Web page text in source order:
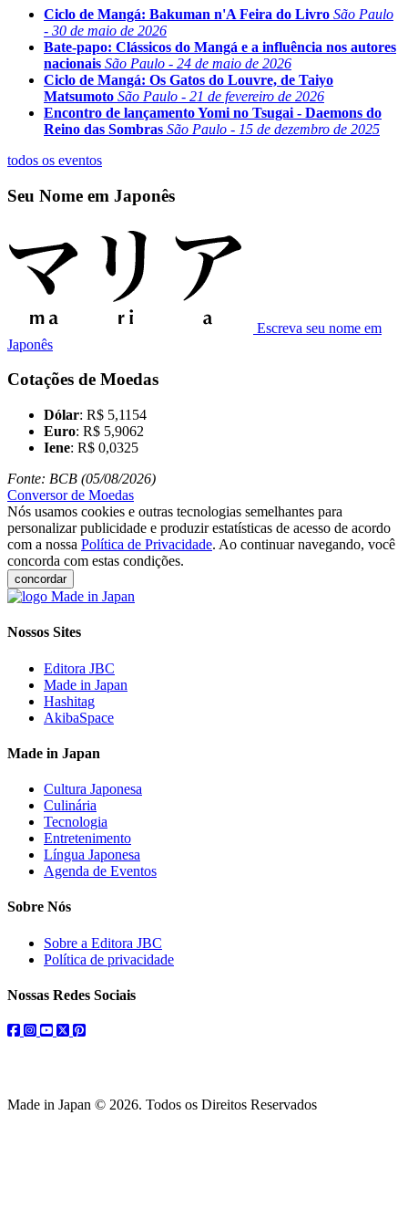
Ciclo de Mangá: Bakuman n'A Feira do Livro São Paulo
- 30 de maio de 2026
Bate-papo: Clássicos do Mangá e a influência nos autores
nacionais São Paulo - 24 de maio de 2026
Ciclo de Mangá: Os Gatos do Louvre, de Taiyo
Matsumoto São Paulo - 21 de fevereiro de 2026
Encontro de lançamento Yomi no Tsugai - Daemons do
Reino das Sombras São Paulo - 15 de dezembro de 2025
todos os eventos
Seu Nome em Japonês
Escreva seu nome em
Japonês
Cotações de Moedas
Dólar: R$ 5,1154
Euro: R$ 5,9062
Iene: R$ 0,0325
Fonte: BCB (05/08/2026)
Conversor de Moedas
Nós usamos cookies e outras tecnologias semelhantes para
personalizar publicidade e produzir estatísticas de acesso de acordo
com a nossa Política de Privacidade. Ao continuar navegando, você
concorda com estas condições.
concordar
Nossos Sites
Editora JBC
Made in Japan
Hashitag
AkibaSpace
Made in Japan
Cultura Japonesa
Culinária
Tecnologia
Entretenimento
Língua Japonesa
Agenda de Eventos
Sobre Nós
Sobre a Editora JBC
Política de privacidade
Nossas Redes Sociais
facebook
instagram
youtube
twitterpinterest
Made in Japan © 2026. Todos os Direitos Reservados